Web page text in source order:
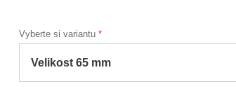
Vyberte si variantu